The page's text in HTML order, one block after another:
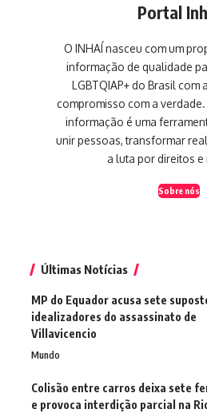
Portal
O INHAÍ nasceu com um
informação de qualidade
LGBTQIAP+ do Brasil com
compromisso com a
informação é uma
unir pessoas, transformar
a luta por direitos e
Sobre nós
Últimas Notícias
MP do Equador acusa sete
idealizadores do assassinato de
Villavicencio
Mundo
Colisão entre carros deixa sete
e provoca interdição parcial na